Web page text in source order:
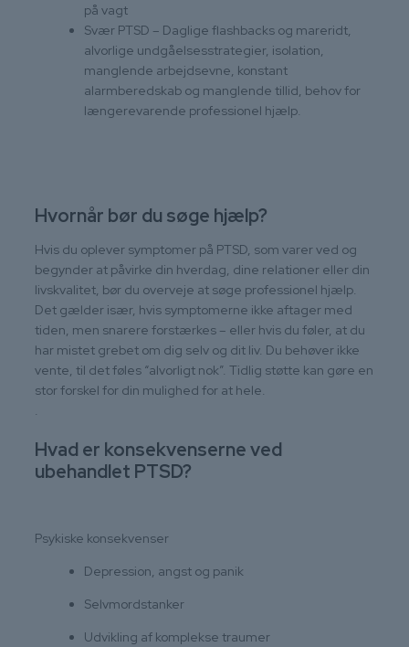
på vagt
Svær PTSD – Daglige flashbacks og mareridt,
alvorlige undgåelsesstrategier, isolation,
manglende arbejdsevne, konstant
alarmberedskab og manglende tillid, behov for
længerevarende professionel hjælp.
Hvornår bør du søge hjælp?
Hvis du oplever symptomer på PTSD, som varer ved og
begynder at påvirke din hverdag, dine relationer eller din
livskvalitet, bør du overveje at søge professionel hjælp.
Det gælder især, hvis symptomerne ikke aftager med
tiden, men snarere forstærkes – eller hvis du føler, at du
har mistet grebet om dig selv og dit liv. Du behøver ikke
vente, til det føles “alvorligt nok”. Tidlig støtte kan gøre en
stor forskel for din mulighed for at hele.
.
Hvad er konsekvenserne ved
ubehandlet PTSD?
Psykiske konsekvenser
Depression, angst og panik
Selvmordstanker
Udvikling af komplekse traumer